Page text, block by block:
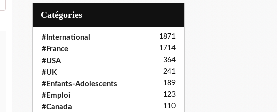
Catégories
#International 1871
#France 1714
#USA 364
#UK 241
#Enfants-Adolescents 189
#Emploi 123
#Canada 110